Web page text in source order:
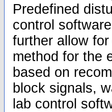
Predefined
control
further allow
method for the
based on
block signals,
lab control